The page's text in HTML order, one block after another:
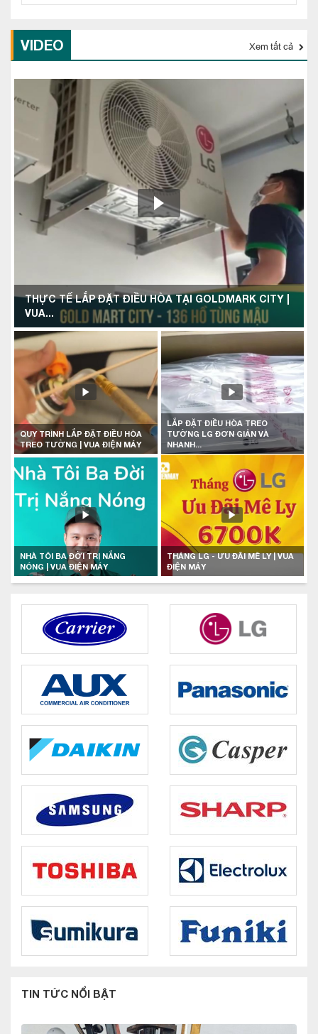
VIDEO Xem tất cả
THỰC TẾ LẮP ĐẶT ĐIỀU HÒA TẠI GOLDMARK CITY |
VUA...
QUY TRÌNH LẮP ĐẶT ĐIỀU HÒA
TREO TƯỜNG | VUA ĐIỆN MÁY
LẮP ĐẶT ĐIỀU HÒA TREO
TƯỜNG LG ĐƠN GIẢN VÀ
NHANH...
NHÀ TÔI BA ĐỜI TRỊ NẮNG
NÓNG | VUA ĐIỆN MÁY
THÁNG LG - ƯU ĐÃI MÊ LY | VUA
ĐIỆN MÁY
TIN TỨC NỔI BẬT